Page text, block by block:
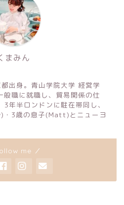
まみん
出身。青山学院大学 経営学
般職に就職し、貿易関係の仕
年半ロンドンに駐在帯同し、
3歳の息子(Matt)とニューヨ
me ／